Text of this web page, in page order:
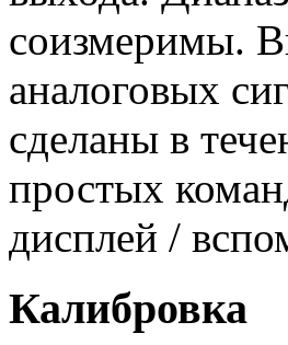
соизмеримы.
аналоговых
сделаны в
простых
дисплей /
Калибровка